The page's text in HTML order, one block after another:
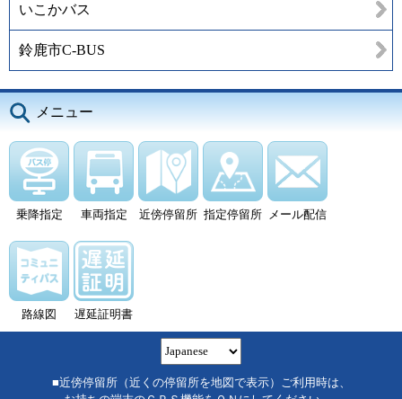
いこかバス
鈴鹿市C-BUS
メニュー
乗降指定 車両指定 近傍停留所 指定停留所 メール配信
路線図 遅延証明書
■近傍停留所（近くの停留所を地図で表示）ご利用時は、